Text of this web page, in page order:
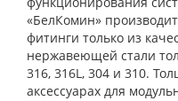
«БелКомин»
фитинги только из
нержавеющей стали
316, 316L, 304 и 310.
аксессуарах для